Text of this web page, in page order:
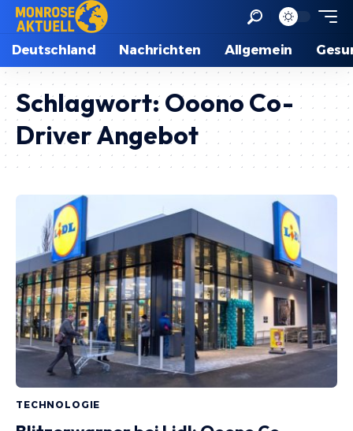
Deutschland Nachrichten Allgemein
Schlagwort:Ooono Co-
Driver Angebot
TECHNOLOGIE